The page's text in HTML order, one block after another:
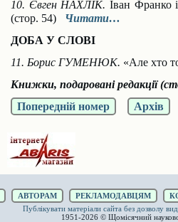
10. Євген НАХЛІК.Іван Франко
(стор. 54) Читати…
ДОБА У СЛОВІ
11. Борис ГУМЕНЮК. «Але хто
Книжки, подаровані редакції
Попередній номер
Архів
АВТОРАМ РЕКЛАМОДАВЦЯМ
Публікувати матеріали сайта без дозволу
1951-2026 © Щомісячний